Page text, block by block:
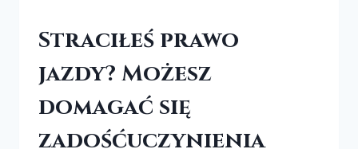
Straciłeś prawo
jazdy? Możesz
domagać się
zadośćuczynienia